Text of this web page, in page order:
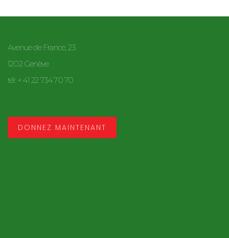
Avenue de France, 23
1202 Genève
tél: + 41 22 734 70 70
DONNEZ MAINTENANT